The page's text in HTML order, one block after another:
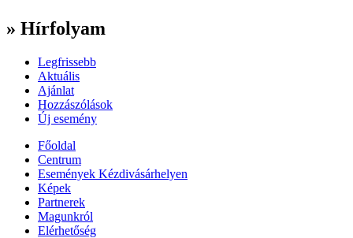
» Hírfolyam
Legfrissebb
Aktuális
Ajánlat
Hozzászólások
Új esemény
Főoldal
Centrum
Események Kézdivásárhelyen
Képek
Partnerek
Magunkról
Elérhetőség